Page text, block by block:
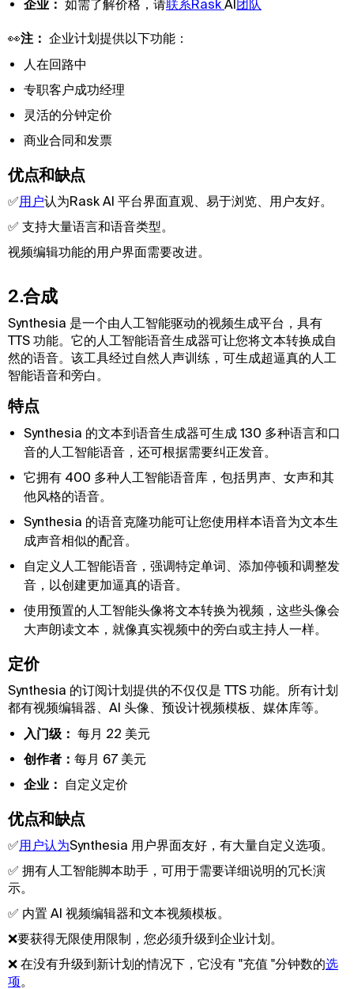
企业： 如需了解价格，请联系Rask AI 团队
👀注： 企业计划提供以下功能：
人在回路中
专职客户成功经理
灵活的分钟定价
商业合同和发票
优点和缺点
✅用户认为Rask AI 平台界面直观、易于浏览、用户友好。
✅ 支持大量语言和语音类型。
视频编辑功能的用户界面需要改进。
2.合成
Synthesia 是一个由人工智能驱动的视频生成平台，具有
TTS 功能。它的人工智能语音生成器可让您将文本转换成自
然的语音。该工具经过自然人声训练，可生成超逼真的人工
智能语音和旁白。
特点
Synthesia 的文本到语音生成器可生成 130 多种语言和口
音的人工智能语音，还可根据需要纠正发音。
它拥有 400 多种人工智能语音库，包括男声、女声和其
他风格的语音。
Synthesia 的语音克隆功能可让您使用样本语音为文本生
成声音相似的配音。
自定义人工智能语音，强调特定单词、添加停顿和调整发
音，以创建更加逼真的语音。
使用预置的人工智能头像将文本转换为视频，这些头像会
大声朗读文本，就像真实视频中的旁白或主持人一样。
定价
Synthesia 的订阅计划提供的不仅仅是 TTS 功能。所有计划
都有视频编辑器、AI 头像、预设计视频模板、媒体库等。
入门级： 每月 22 美元
创作者： 每月 67 美元
企业：
自定义定价
优点和缺点
✅用户认为Synthesia 用户界面友好，有大量自定义选项。
✅ 拥有人工智能脚本助手，可用于需要详细说明的冗长演
示。
✅ 内置 AI 视频编辑器和文本视频模板。
❌要获得无限使用限制，您必须升级到企业计划。
❌ 在没有升级到新计划的情况下，它没有 "充值 "分钟数的选
项。